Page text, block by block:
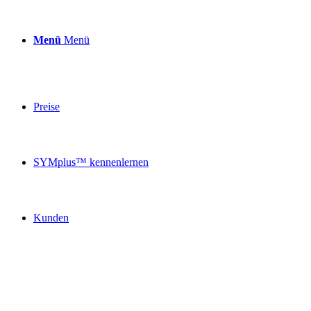
Menü Menü
Preise
SYMplus™ kennenlernen
Kunden